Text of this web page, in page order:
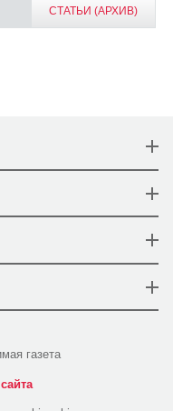
СТАТЬИ (АРХИВ)
газета